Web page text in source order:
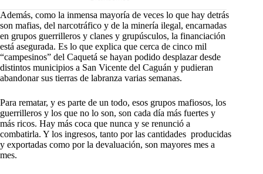
Además, como la inmensa mayoría de veces lo que hay detrás
son mafias, del narcotráfico y de la minería ilegal, encarnadas
en grupos guerrilleros y clanes y grupúsculos, la financiación
está asegurada. Es lo que explica que cerca de cinco mil
“campesinos” del Caquetá se hayan podido desplazar desde
distintos municipios a San Vicente del Caguán y pudieran
abandonar sus tierras de labranza varias semanas.
Para rematar, y es parte de un todo, esos grupos mafiosos, los
guerrilleros y los que no lo son, son cada día más fuertes y
más ricos. Hay más coca que nunca y se renunció a
combatirla. Y los ingresos, tanto por las cantidades producidas
y exportadas como por la devaluación, son mayores mes a
mes.